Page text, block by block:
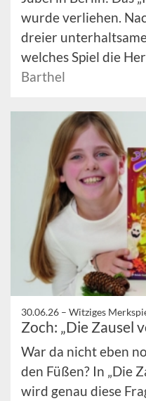
wurde verliehen.
dreier
welches Spiel die
Barthel
30.06.26 – Witziges
Zoch: „Die Zausel
War da nicht eben
den Füßen? In „Die
wird genau diese